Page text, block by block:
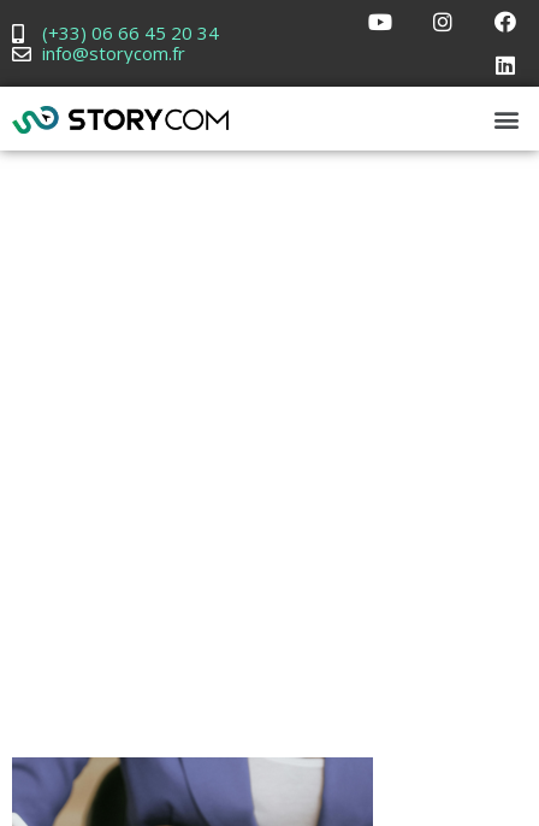
(+33) 06 66 45 20 34
info@storycom.fr